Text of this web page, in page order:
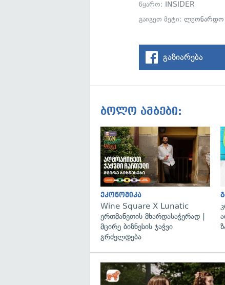
წყარო: INSIDER
გაიგეთ მეტი:ლეონარდო
გაზიარება
ბოლო ამბები:
ეკონომიკა
Wine Square X Lunatic
ერთმანეთის მხარდასაჭერად |
მცირე ბიზნესის ჯაჭვი
გრძელდება